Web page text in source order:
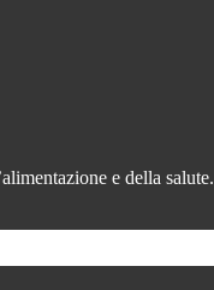
e della salute.